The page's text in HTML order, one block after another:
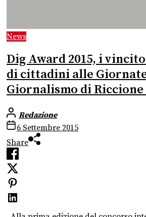
News
Dig Award 2015, i
di cittadini alle
Giornalismo di Riccione
Redazione
6 Settembre 2015
Share